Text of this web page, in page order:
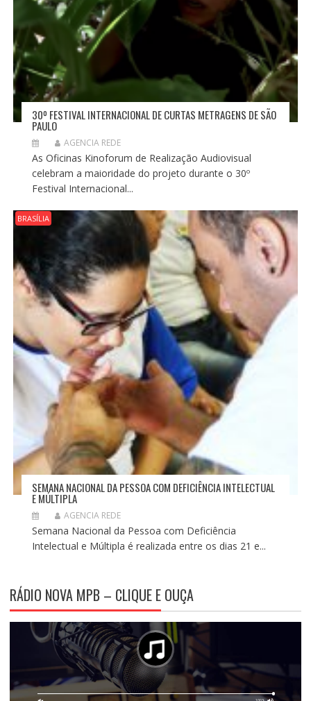
30º FESTIVAL INTERNACIONAL DE CURTAS METRAGENS DE SÃO
PAULO
AGENCIA REDE
As Oficinas Kinoforum de Realização Audiovisual
celebram a maioridade do projeto durante o 30º
Festival Internacional...
BRASÍLIA
SEMANA NACIONAL DA PESSOA COM DEFICIÊNCIA INTELECTUAL
E MÚLTIPLA
AGENCIA REDE
Semana Nacional da Pessoa com Deficiência
Intelectual e Múltipla é realizada entre os dias 21 e...
RÁDIO NOVA MPB – CLIQUE E OUÇA